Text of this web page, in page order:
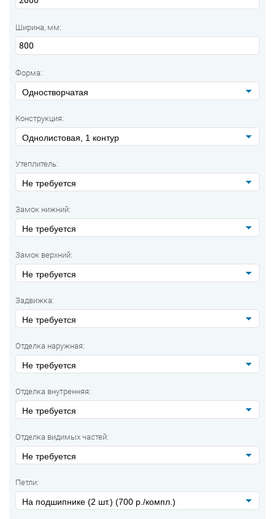
Ширина, мм:
Форма:
Одностворчатая
Конструкция:
Однолистовая, 1 контур
Утеплитель:
Не требуется
Замок нижний:
Не требуется
Замок верхний:
Не требуется
Задвижка:
Не требуется
Отделка наружная:
Не требуется
Отделка внутренняя:
Не требуется
Отделка видимых частей:
Не требуется
Петли:
На подшипнике (2 шт.) (700 р./компл.)